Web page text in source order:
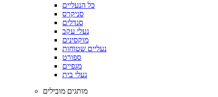
כל הנעליים
סניקרס
סנדלים
נעלי עקב
מוקסינים
נעליים שטוחות
ספורט
מגפיים
נעלי בית
מותגים מובילים